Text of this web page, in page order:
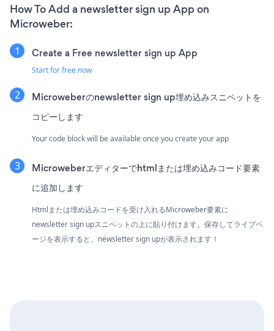
How To Add a newsletter sign up App on
Microweber:
Create a Free newsletter sign up App
Start for free now
Microweberのnewsletter sign up埋め込みスニペットを
コピーします
Your code block will be available once you create your app
Microweberエディターでhtmlまたは埋め込みコード要素
に追加します
Htmlまたは埋め込みコードを受け入れるMicroweber要素に
newsletter sign upスニペットの上に貼り付けます。保存してライブペ
ージを表示すると、newsletter sign upが表示されます！